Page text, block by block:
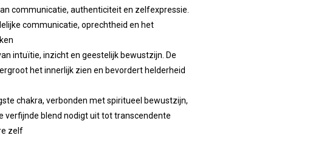
communicatie, authenticiteit en zelfexpressie.
communicatie, oprechtheid en het
intuïtie, inzicht en geestelijk bewustzijn. De
het innerlijk zien en bevordert helderheid
chakra, verbonden met spiritueel bewustzijn,
verfijnde blend nodigt uit tot transcendente
zelf